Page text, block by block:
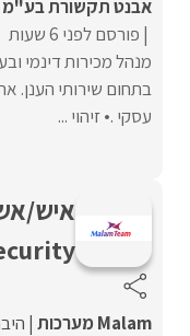
אבנט תקשורת בע"מ
פורסם לפני 6 שעות
מנהל מכירות דינמי
בתחום שירותי הענן.
עסקי .• זיהוי ...
Malam מערכות